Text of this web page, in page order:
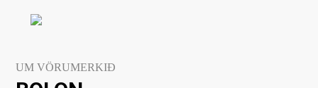
Linsuvökvi
Augnhvílur
Linsuvökvi
UM VÖRUMERKIÐ